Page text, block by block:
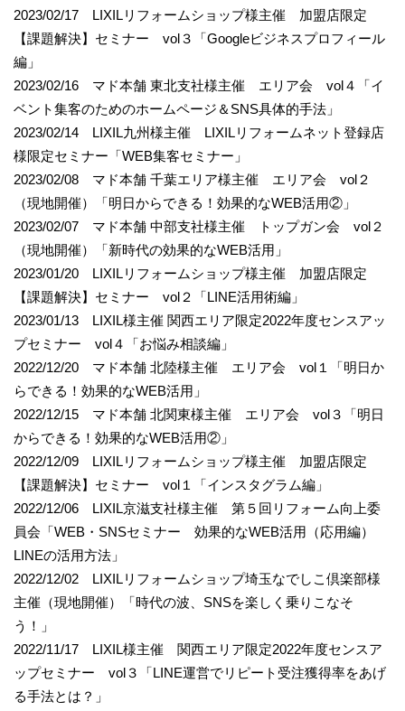
2023/02/17 LIXILリフォームショップ様主催 加盟店限定
【課題解決】セミナー vol３「Googleビジネスプロフィール
編」
2023/02/16 マド本舗 東北支社様主催 エリア会 vol４「イ
ベント集客のためのホームページ＆SNS具体的手法」
2023/02/14 LIXIL九州様主催 LIXILリフォームネット登録店
様限定セミナー「WEB集客セミナー」
2023/02/08 マド本舗 千葉エリア様主催 エリア会 vol２
（現地開催）「明日からできる！効果的なWEB活用②」
2023/02/07 マド本舗 中部支社様主催 トップガン会 vol２
（現地開催）「新時代の効果的なWEB活用」
2023/01/20 LIXILリフォームショップ様主催 加盟店限定
【課題解決】セミナー vol２「LINE活用術編」
2023/01/13 LIXIL様主催 関西エリア限定2022年度センスアッ
プセミナー vol４「お悩み相談編」
2022/12/20 マド本舗 北陸様主催 エリア会 vol１「明日か
らできる！効果的なWEB活用」
2022/12/15 マド本舗 北関東様主催 エリア会 vol３「明日
からできる！効果的なWEB活用②」
2022/12/09 LIXILリフォームショップ様主催 加盟店限定
【課題解決】セミナー vol１「インスタグラム編」
2022/12/06 LIXIL京滋支社様主催 第５回リフォーム向上委
員会「WEB・SNSセミナー 効果的なWEB活用（応用編）
LINEの活用方法」
2022/12/02 LIXILリフォームショップ埼玉なでしこ倶楽部様
主催（現地開催）「時代の波、SNSを楽しく乗りこなそ
う！」
2022/11/17 LIXIL様主催 関西エリア限定2022年度センスア
ップセミナー vol３「LINE運営でリピート受注獲得率をあげ
る手法とは？」